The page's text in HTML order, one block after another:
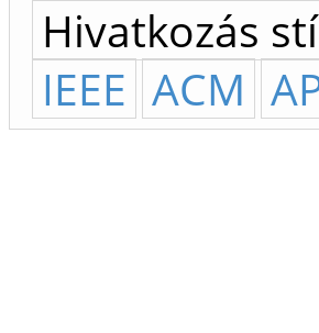
Hivatkozás
IEEE ACM